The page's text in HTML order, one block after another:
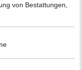
von Bestattungen,